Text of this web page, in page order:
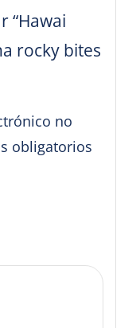
“Hawai
rocky bites
no
obligatorios